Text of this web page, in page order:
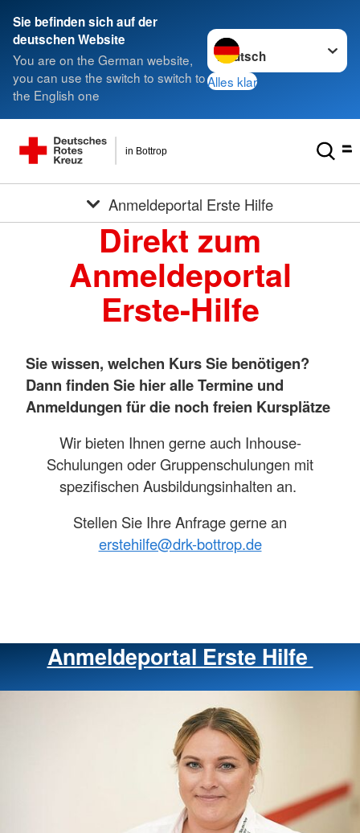
Sie befinden sich auf der
deutschen Website
You are on the German website,
you can use the switch to switch to
the English one
Sprache wechseln zu
Alles klar
in Bottrop
Anmeldeportal Erste Hilfe
Direkt zum
Anmeldeportal
Erste-Hilfe
Sie wissen, welchen Kurs Sie benötigen?
Dann finden Sie hier alle Termine und
Anmeldungen für die noch freien Kursplätze
Wir bieten Ihnen gerne auch Inhouse-
Schulungen oder Gruppenschulungen mit
spezifischen Ausbildungsinhalten an.
Stellen Sie Ihre Anfrage gerne an
erstehilfe@drk-bottrop.de
Anmeldeportal Erste Hilfe